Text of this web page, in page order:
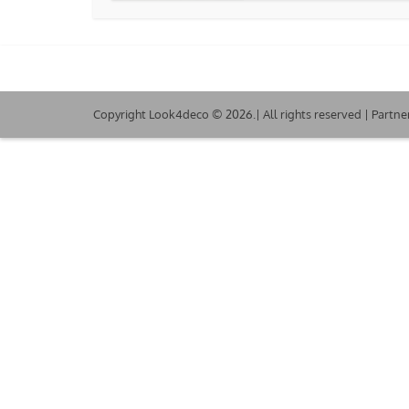
Copyright Look4deco © 2026.| All rights reserved |